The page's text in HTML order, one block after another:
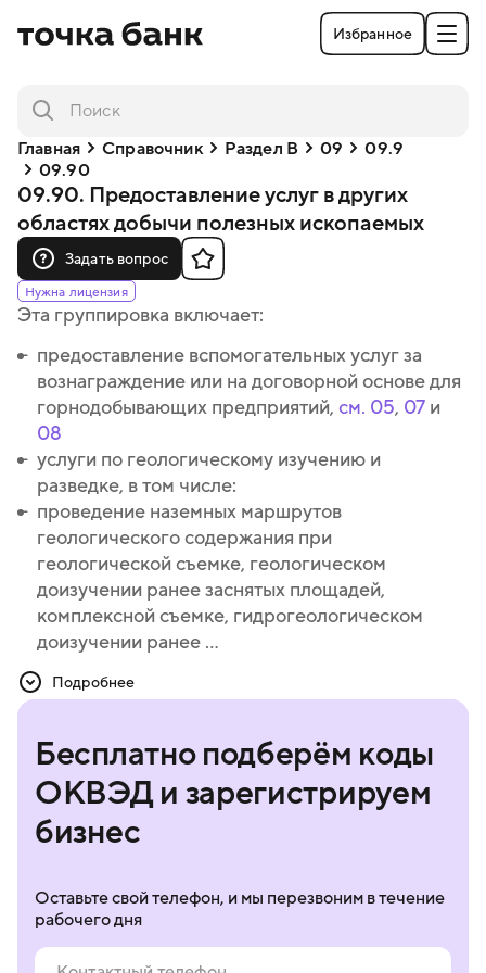
Избранное
Главная Справочник Раздел B 09
09.9
09.90
09.90. Предоставление услуг в других
областях добычи полезных ископаемых
Задать вопрос
Нужна лицензия
Эта группировка включает:
предоставление вспомогательных услуг за
вознаграждение или на договорной основе для
горнодобывающих предприятий, см. 05, 07 и
08
услуги по геологическому изучению и
разведке, в том числе:
проведение наземных маршрутов
геологического содержания при
геологической съемке, геологическом
доизучении ранее заснятых площадей,
комплексной съемке, гидрогеологическом
доизучении ранее ...
предоставление вспомогательных услуг за
вознаграждение или на договорной основе для
горнодобывающих предприятий, см. 05, 07 и
08
услуги по геологическому изучению и
разведке, в том числе:
проведение наземных маршрутов
геологического содержания при
геологической съемке, геологическом
доизучении ранее заснятых площадей,
комплексной съемке, гидрогеологическом
доизучении ранее заснятых площадей, поисках
и поисково-оценочных работах, работах
общего назначения
полезных ископаемых
проведение геохимических работ
проведение гидрогеологических работ
проведение геоэкологических работ
проведение полевых сейсморазведочных работ
электроразведки
проведение работ с применением методов
гравиразведки и магниторазведки
Подробнее
Бесплатно подберём коды
ОКВЭД и зарегистрируем
бизнес
Оставьте свой телефон, и мы перезвоним в течение
рабочего дня